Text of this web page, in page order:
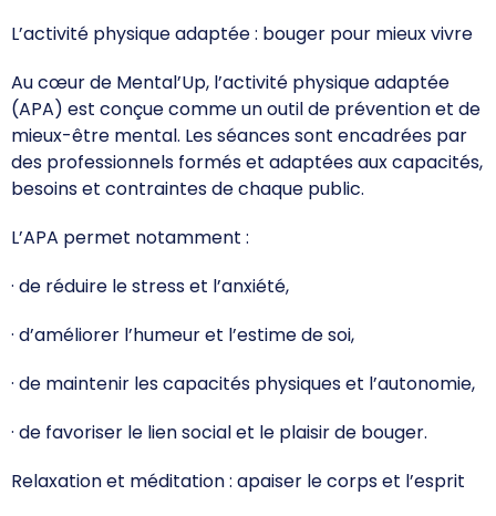
L’activité physique adaptée : bouger pour mieux vivre
Au cœur de Mental’Up, l’activité physique adaptée
(APA) est conçue comme un outil de prévention et de
mieux-être mental. Les séances sont encadrées par
des professionnels formés et adaptées aux capacités,
besoins et contraintes de chaque public.
L’APA permet notamment :
· de réduire le stress et l’anxiété,
· d’améliorer l’humeur et l’estime de soi,
· de maintenir les capacités physiques et l’autonomie,
· de favoriser le lien social et le plaisir de bouger.
Relaxation et méditation : apaiser le corps et l’esprit